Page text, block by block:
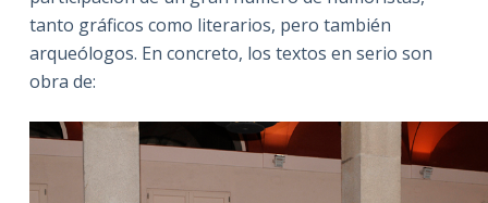
tanto gráficos como literarios, pero también
arqueólogos. En concreto, los textos en serio son
obra de: